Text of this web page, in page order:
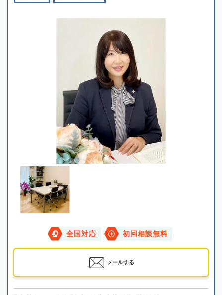
全国対応 初回相談無料
メールする